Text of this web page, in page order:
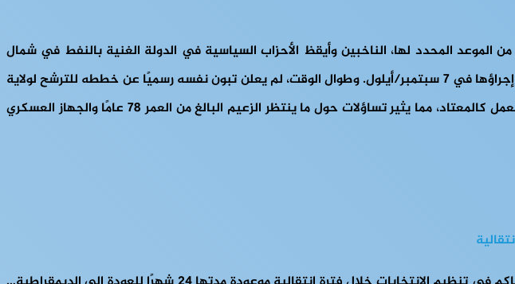
عن الانتخابات قبل ثلاثة أشهر من الموعد المحدد لها، الناخبين وأيقظ الأحزاب السياسية في الدولة الغنية بالنفط في شمال
إفريقيا من سبات عميق. ووعدت أحزاب المعارضة المتدافعة بتقديم مرشحين منافسين للانتخابات المقرر إجراؤها في 7 سبتمبر/أيلول. وطوال الوقت، لم يعلن تبون نفسه رسميًا عن خططه للترشح لولاية
ثانية… وقد بعثت اعتراضاته، إلى جانب تحديد موعد الانتخابات الجديد، إحساسًا من الحيرة إلى سياسة العمل كالمعتاد، مما يثير تساؤلات حول ما ينتظر الزعيم البالغ من العمر 78 عامًا والجهاز العسكري